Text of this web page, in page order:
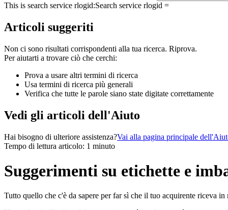
This is search service rlogid:Search service rlogid =
Articoli suggeriti
Non ci sono risultati corrispondenti alla tua ricerca. Riprova.
Per aiutarti a trovare ciò che cerchi:
Prova a usare altri termini di ricerca
Usa termini di ricerca più generali
Verifica che tutte le parole siano state digitate correttamente
Vedi gli articoli dell'Aiuto
Hai bisogno di ulteriore assistenza?Vai alla pagina principale
Tempo di lettura articolo: 1 minuto
Suggerimenti su etichette e
Tutto quello che c'è da sapere per far sì che il tuo acquirente riceva